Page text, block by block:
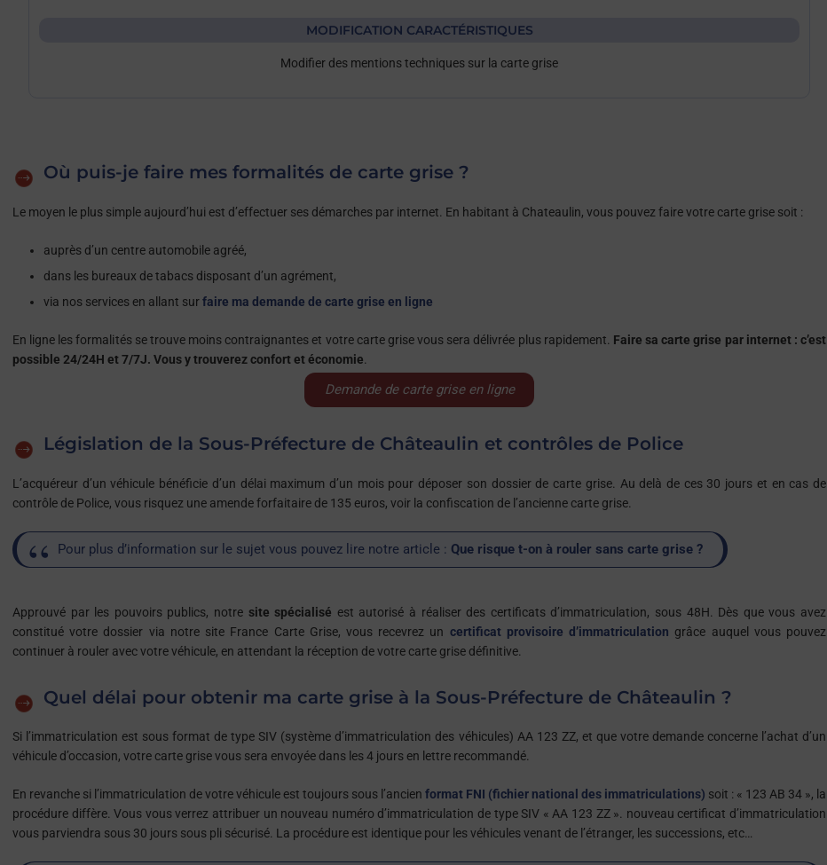
MODIFICATION CARACTÉRISTIQUES
Modifier des mentions techniques sur la carte grise
Où puis-je faire mes formalités de carte grise ?
Le moyen le plus simple aujourd’hui est d’effectuer ses démarches par internet. En habitant à Chateaulin, vous pouvez faire votre carte grise soit :
auprès d’un centre automobile agréé,
dans les bureaux de tabacs disposant d’un agrément,
via nos services en allant surfaire ma demande de carte grise en ligne
En ligne les formalités se trouve moins contraignantes et votre carte grise vous sera délivrée plus rapidement. Faire sa carte grise par internet : c’est
possible 24/24H et 7/7J. Vous y trouverez confort et économie
Demande de carte grise en ligne
Législation de la Sous-Préfecture de Châteaulin et contrôles de Police
L’acquéreur d’un véhicule bénéficie d’un délai maximum d’un mois pour déposer son dossier de carte grise. Au delà de ces 30 jours et en cas de
contrôle de Police, vous risquez une amende forfaitaire de 135 euros, voir la confiscation de l’ancienne carte grise.
Pour plus d’information sur le sujet vous pouvez lire notre article : Que risque t-on à rouler sans carte grise ?
Approuvé par les pouvoirs publics, notre site spécialisé est autorisé à réaliser des certificats d’immatriculation, sous 48H. Dès que vous avez
constitué votre dossier via notre site France Carte Grise, vous recevrez un certificat provisoire d’immatriculation grâce auquel vous pouvez
continuer à rouler avec votre véhicule, en attendant la réception de votre carte grise définitive.
Quel délai pour obtenir ma carte grise à la Sous-Préfecture de Châteaulin ?
Si l’immatriculation est sous format de type SIV (système d’immatriculation des véhicules) AA 123 ZZ, et que votre demande concerne l’achat d’un
véhicule d’occasion, votre carte grise vous sera envoyée dans les 4 jours en lettre recommandé.
En revanche si l’immatriculation de votre véhicule est toujours sous l’ancien format FNI (fichier national des immatriculations) soit : « 123 AB 34 », la
procédure diffère. Vous vous verrez attribuer un nouveau numéro d’immatriculation de type SIV « AA 123 ZZ ». nouveau certificat d’immatriculation
vous parviendra sous 30 jours sous pli sécurisé. La procédure est identique pour les véhicules venant de l’étranger, les successions, etc…